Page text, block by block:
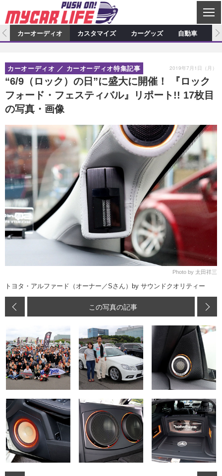
C
L
S
E
カーオーディオ
プロショップ検索 ショップ訪問記
カーオーディオニュース デモカー製作記
その他
カスタマイズ特集記事 カスタマイズ新製品情報
カスタマイズニュース
カーグッズ
カーグッズ特集記事 カーグッズ新製品情報
カーグッズニュース
自動車
スクープ
カーオーディオ カスタマイズ カーグッズ 自動車
“6/9（ロック）の日”に盛大に開催！ 『ロック
フォード・フェスティバル』リポート!! 17枚目
の写真・画像
カーオーディオ カーオーディオ特集記事 2019年7月1日（月）
Photo by 太田祥三
トヨタ・アルファード（オーナー／Sさん）by サウンドクオリティー
この写真の記事